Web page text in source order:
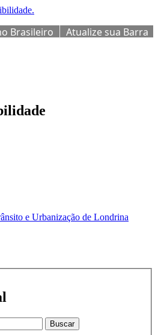
Brasileiro
Atualize sua Barra
e Urbanização de Londrina
Buscar